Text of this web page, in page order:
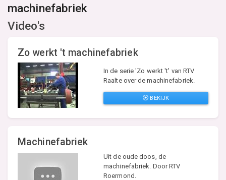
machinefabriek
Video's
Zo werkt 't machinefabriek
In de serie 'Zo werkt 't' van RTV
Raalte over de machinefabriek.
BEKIJK
Machinefabriek
Uit de oude doos, de
machinefabriek. Door RTV
Roermond.